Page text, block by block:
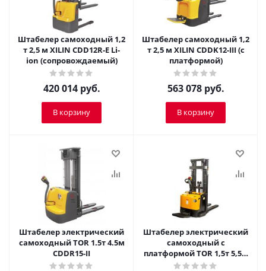
Штабелер самоходный 1,2
т 2,5 м XILIN CDD12R-E Li-
ion (сопровождаемый)
420 014руб.
В корзину
Штабелер самоходный 1,2
т 2,5 м XILIN CDDK12-III (с
платформой)
563 078руб.
В корзину
Штабелер электрический
самоходный TOR 1.5т 4.5м
CDDR15-II
Штабелер электрический
самоходный с
платформой TOR 1,5т 5,5м
ES15T4/5500